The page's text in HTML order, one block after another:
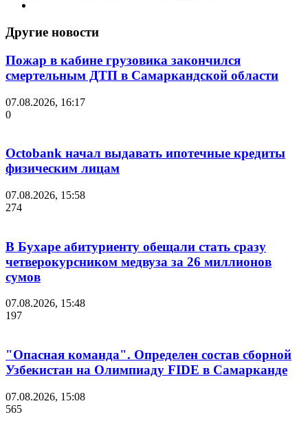
Другие новости
Пожар в кабине грузовика закончился
смертельным ДТП в Самаркандской области
07.08.2026, 16:17
0
Octobank начал выдавать ипотечные кредиты
физическим лицам
07.08.2026, 15:58
274
В Бухаре абитуриенту обещали стать сразу
четверокурсником медвуза за 26 миллионов
сумов
07.08.2026, 15:48
197
"Опасная команда". Определен состав сборной
Узбекистан на Олимпиаду FIDE в Самарканде
07.08.2026, 15:08
565